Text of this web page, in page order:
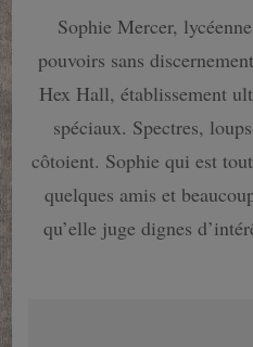
Sophie Mercer,
pouvoirs sans
Hex Hall, établissement
spéciaux. Spectres,
côtoient. Sophie qui est
quelques amis et
qu’elle juge dignes